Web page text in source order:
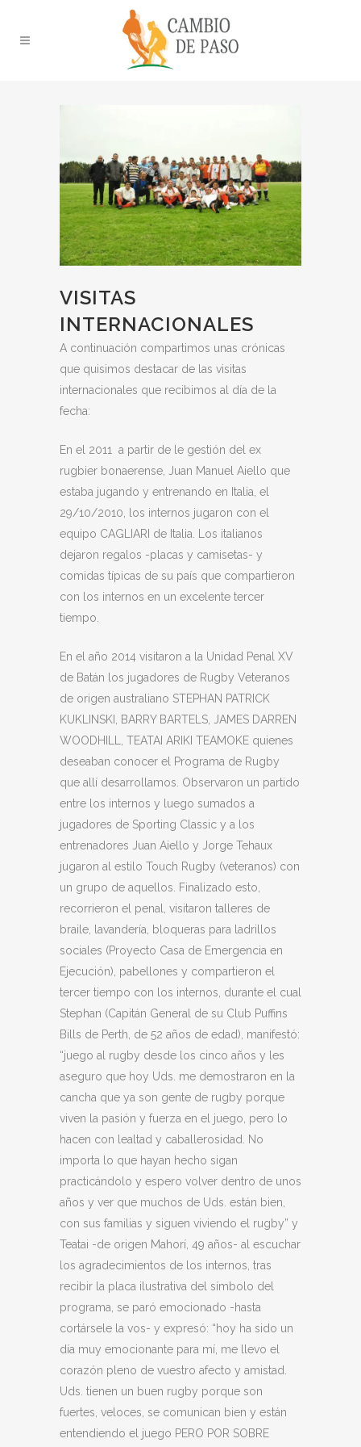
VISITAS
INTERNACIONALES
A continuación compartimos unas crónicas
que quisimos destacar de las visitas
internacionales que recibimos al día de la
fecha:
En el 2011 a partir de le gestión del ex
rugbier bonaerense, Juan Manuel Aiello que
estaba jugando y entrenando en Italia, el
29/10/2010, los internos jugaron con el
equipo CAGLIARI de Italia. Los italianos
dejaron regalos -placas y camisetas- y
comidas típicas de su país que compartieron
con los internos en un excelente tercer
tiempo.
En el año 2014 visitaron a la Unidad Penal XV
de Batán los jugadores de Rugby Veteranos
de origen australiano STEPHAN PATRICK
KUKLINSKI, BARRY BARTELS, JAMES DARREN
WOODHILL, TEATAI ARIKI TEAMOKE quienes
deseaban conocer el Programa de Rugby
que allí desarrollamos. Observaron un partido
entre los internos y luego sumados a
jugadores de Sporting Classic y a los
entrenadores Juan Aiello y Jorge Tehaux
jugaron al estilo Touch Rugby (veteranos) con
un grupo de aquellos. Finalizado esto,
recorrieron el penal, visitaron talleres de
braile, lavandería, bloqueras para ladrillos
sociales (Proyecto Casa de Emergencia en
Ejecución), pabellones y compartieron el
tercer tiempo con los internos, durante el cual
Stephan (Capitán General de su Club Puffins
Bills de Perth, de 52 años de edad), manifestó:
“juego al rugby desde los cinco años y les
aseguro que hoy Uds. me demostraron en la
cancha que ya son gente de rugby porque
viven la pasión y fuerza en el juego, pero lo
hacen con lealtad y caballerosidad. No
importa lo que hayan hecho sigan
practicándolo y espero volver dentro de unos
años y ver que muchos de Uds. están bien,
con sus familias y siguen viviendo el rugby” y
Teatai -de origen Mahorí, 49 años- al escuchar
los agradecimientos de los internos, tras
recibir la placa ilustrativa del símbolo del
programa, se paró emocionado -hasta
cortársele la vos- y expresó: “hoy ha sido un
día muy emocionante para mí, me llevo el
corazón pleno de vuestro afecto y amistad.
Uds. tienen un buen rugby porque son
fuertes, veloces, se comunican bien y están
entendiendo el juego PERO POR SOBRE